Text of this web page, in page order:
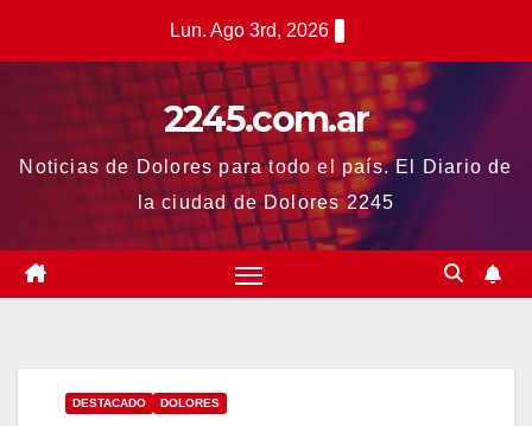
Lun. Ago 3rd, 2026
2245.com.ar
Noticias de Dolores para todo el país. El Diario de
la ciudad de Dolores 2245
DESTACADO DOLORES